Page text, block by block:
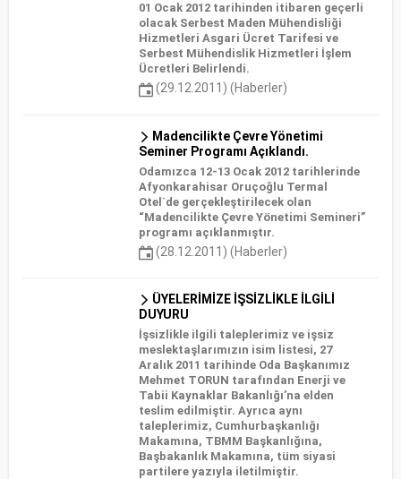
01 Ocak 2012 tarihinden itibaren geçerli
olacak Serbest Maden Mühendisliği
Hizmetleri Asgari Ücret Tarifesi ve
Serbest Mühendislik Hizmetleri İşlem
Ücretleri Belirlendi.
(29.12.2011) (Haberler)
Madencilikte Çevre Yönetimi
Seminer Programı Açıklandı.
Odamızca 12-13 Ocak 2012 tarihlerinde
Afyonkarahisar Oruçoğlu Termal
Otel`de gerçekleştirilecek olan
“Madencilikte Çevre Yönetimi Semineri”
programı açıklanmıştır.
(28.12.2011) (Haberler)
ÜYELERİMİZE İŞSİZLİKLE İLGİLİ
DUYURU
İşsizlikle ilgili taleplerimiz ve işsiz
meslektaşlarımızın isim listesi, 27
Aralık 2011 tarihinde Oda Başkanımız
Mehmet TORUN tarafından Enerji ve
Tabii Kaynaklar Bakanlığı’na elden
teslim edilmiştir. Ayrıca aynı
taleplerimiz, Cumhurbaşkanlığı
Makamına, TBMM Başkanlığına,
Başbakanlık Makamına, tüm siyasi
partilere yazıyla iletilmiştir.